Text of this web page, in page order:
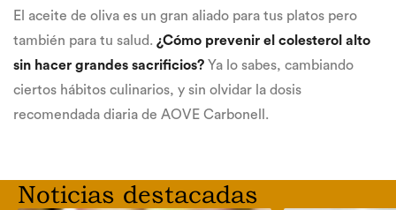
El aceite de oliva es un gran aliado para tus platos pero
también para tu salud. ¿Cómo prevenir el colesterol alto
sin hacer grandes sacrificios? Ya lo sabes, cambiando
ciertos hábitos culinarios, y sin olvidar la dosis
recomendada diaria de AOVE Carbonell.
Noticias destacadas